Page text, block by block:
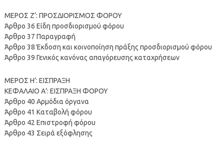
ΜΕΡΟΣ Ζ’: ΠΡΟΣΔΙΟΡΙΣΜΟΣ ΦΟΡΟΥ
Άρθρο 36 Είδη προσδιορισμού φόρου
Άρθρο 37 Παραγραφή
Άρθρο 38 Έκδοση και κοινοποίηση πράξης προσδιορισμού φόρου
Άρθρο 39 Γενικός κανόνας απαγόρευσης καταχρήσεων
ΜΕΡΟΣ Η’: ΕΙΣΠΡΑΞΗ
ΚΕΦΑΛΑΙΟ Α’: ΕΙΣΠΡΑΞΗ ΦΟΡΟΥ
Άρθρο 40 Αρμόδια όργανα
Άρθρο 41 Καταβολή φόρου
Άρθρο 42 Επιστροφή φόρου
Άρθρο 43 Σειρά εξόφλησης